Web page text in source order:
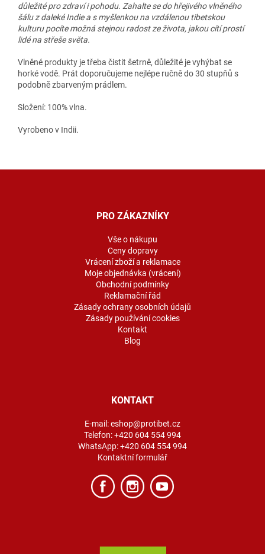
důležité pro zdraví i pohodu. Zahalte se do hřejivého vlněného
šálu z daleké Indie a s myšlenkou na vzdálenou tibetskou
kulturu pocíte možná stejnou radost ze života, jakou cítí prostí
lidé na střeše světa.
Vlněné produkty je třeba čistit šetrně, důležité je vyhýbat se
horké vodě. Prát doporučujeme nejlépe ručně do 30 stupňů s
podobně zbarveným prádlem.
Složení: 100% vlna.
Vyrobeno v Indii.
PRO ZÁKAZNÍKY
Vše o nákupu
Ceny dopravy
Vrácení zboží a reklamace
Moje objednávka (vrácení)
Obchodní podmínky
Reklamační řád
Zásady ochrany osobních údajů
Zásady používání cookies
Kontakt
Blog
KONTAKT
E-mail:eshop@protibet.cz
Telefon:+420 604 554 994
WhatsApp:+420 604 554 994
Kontaktní formulář